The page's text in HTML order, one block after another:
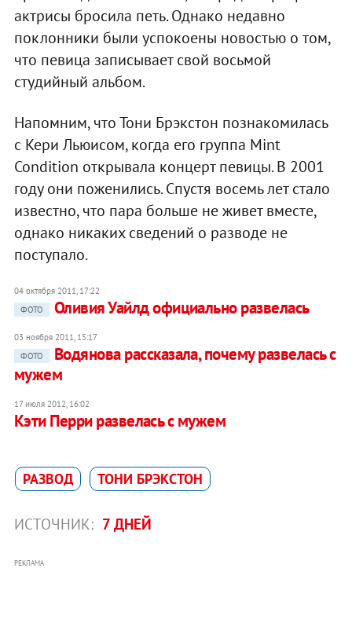
актрисы бросила петь. Однако недавно
поклонники были успокоены новостью о том,
что певица записывает свой восьмой
студийный альбом.
Напомним, что Тони Брэкстон познакомилась
с Кери Льюисом, когда его группа Mint
Condition открывала концерт певицы. В 2001
году они поженились. Спустя восемь лет стало
известно, что пара больше не живет вместе,
однако никаких сведений о разводе не
поступало.
04 октября 2011, 17:22
ФОТО
Оливия Уайлд официально развелась
03 ноября 2011, 15:17
ФОТО
Водянова рассказала, почему развелась с
мужем
17 июля 2012, 16:02
Кэти Перри развелась с мужем
РАЗВОД ТОНИ БРЭКСТОН
ИСТОЧНИК: 7 ДНЕЙ
РЕКЛАМА